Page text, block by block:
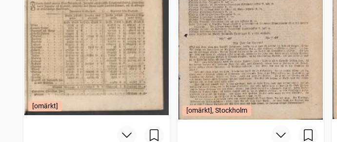
[omärkt]
[omärkt], Stockholm